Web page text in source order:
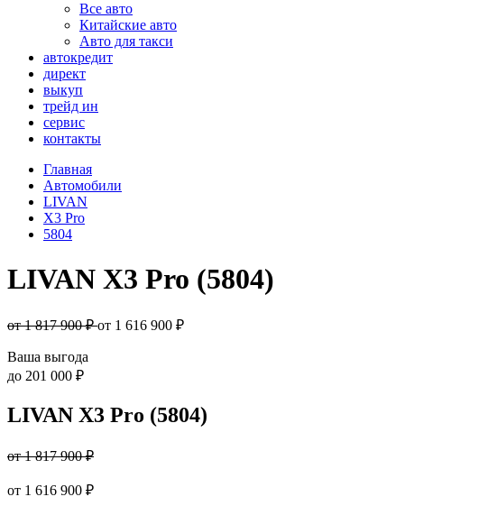
Все авто
Китайские авто
Авто для такси
автокредит
директ
выкуп
трейд ин
сервис
контакты
Главная
Автомобили
LIVAN
X3 Pro
5804
LIVAN X3 Pro (5804)
от 1 817 900 ₽от 1 616 900 ₽
Ваша выгода
до 201 000 ₽
LIVAN X3 Pro (5804)
от 1 817 900 ₽
от 1 616 900 ₽